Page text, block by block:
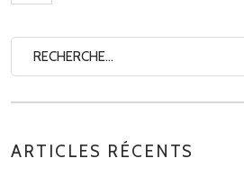
ARTICLES RÉCENTS